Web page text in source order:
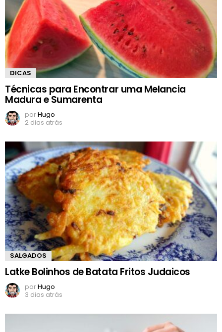
DICAS
Técnicas para Encontrar uma Melancia
Madura e Sumarenta
porHugo
2 dias atrás
SALGADOS
Latke Bolinhos de Batata Fritos Judaicos
porHugo
3 dias atrás